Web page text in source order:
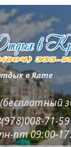
в Ялте
(бесплатный
71-
пт 09:00-